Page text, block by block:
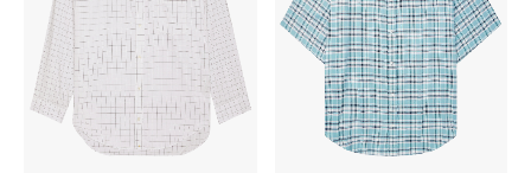
خصم حتى 70%
تسوقوا الآن